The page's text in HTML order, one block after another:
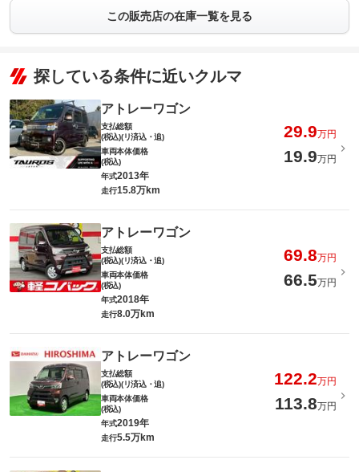
この販売店の在庫一覧を見る
探している条件に近いクルマ
アトレーワゴン
支払総額
(税込)(リ済込・追)
29.9万円
車両本体価格
(税込)
19.9万円
年式2013年
走行15.8万km
アトレーワゴン
支払総額
(税込)(リ済込・追)
69.8万円
車両本体価格
(税込)
66.5万円
年式2018年
走行8.0万km
アトレーワゴン
支払総額
(税込)(リ済込・追)
122.2万円
車両本体価格
(税込)
113.8万円
年式2019年
走行5.5万km